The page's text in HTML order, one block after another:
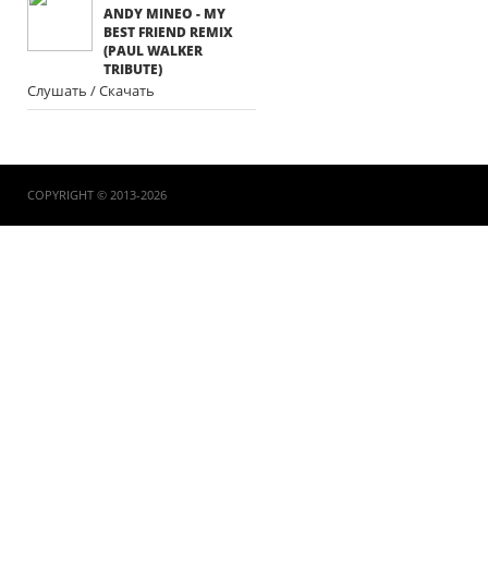
ANDY MINEO - MY
BEST FRIEND REMIX
(PAUL WALKER
TRIBUTE)
Слушать / Скачать
COPYRIGHT © 2013-2026